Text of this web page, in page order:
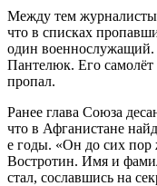
Между тем журналисты
что в списках
один военнослужащий.
Пантелюк. Его самолёт
пропал.
Ранее глава Союза
что в Афганистане
е годы. «Он до сих пор
Востротин. Имя и
стал, сославшись на